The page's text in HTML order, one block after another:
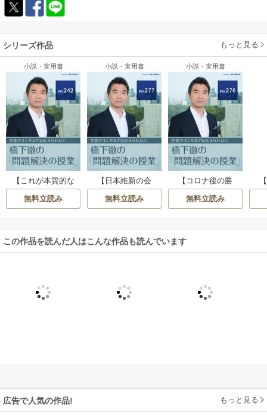
シリーズ作品 もっと見る
小説・実用書
【これが本質的な
感染対策】「催眠
術」の効果は切れ
飛沫感染防止の義
務化を急げ【橋下
徹の「問題解決の
無料立読み
小説・実用書
【日本維新の会
よ！】有権者の心
を鷲掴みにし自民
になるために必要
な唯一の条件【橋
下徹の「問題解決
無料立読み
小説・実用書
【コロナ後の勝
者】若手や新規参
入組に有利な時代
「伸びる人」「伸
びる組織」の条件
とは【橋下徹の
無料立読み
感
の
この作品を読んだ人はこんな作品も読んでいます
広告で人気の作品! もっと見る